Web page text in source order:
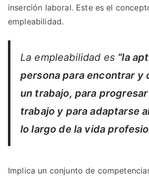
inserción laboral. Este es el
empleabilidad.
La empleabilidad es “la
persona para encontrar y
un trabajo, para
trabajo y para adaptarse
lo largo de la vida
Implica un conjunto de